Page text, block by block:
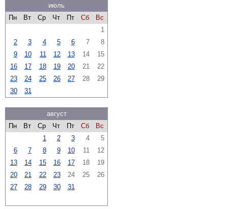
июль
Пн
Вт Ср Чт Пт Сб
Вс
1
2
3 4 5 6 7
8
9
10 11 12 13 14
15
16
17 18 19 20 21
22
23
24 25 26 27 28
29
30
31
август
Пн
Вт Ср Чт Пт Сб
Вс
1
2 3 4
5
6
7 8 9 10 11
12
13
14 15 16 17 18
19
20
21 22 23 24 25
26
27
28 29 30 31